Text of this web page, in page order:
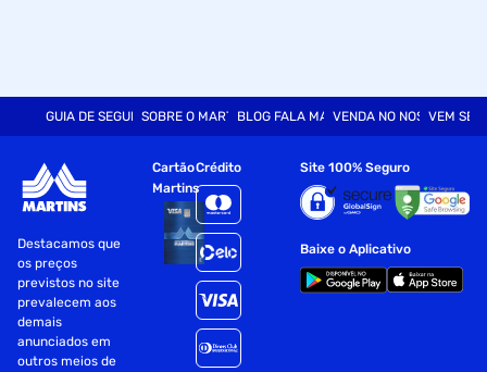
GUIA DE SEGURANÇASOBRE O MARTINSBLOG FALA MARTVENDA NO NOSSO SITE
VEM SER
Destacamos que
os preços
previstos no site
prevalecem aos
demais
anunciados em
outros meios de
Cartão
Martins
Crédito Site 100% Seguro
Baixe o Aplicativo